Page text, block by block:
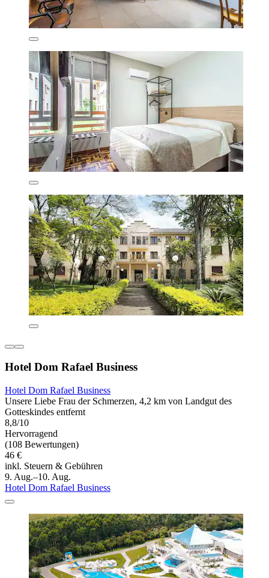
Hotel Dom Rafael Business
Hotel Dom Rafael Business
Unsere Liebe Frau der Schmerzen, 4,2 km von Landgut des
Gotteskindes entfernt
8,8/10
Hervorragend
(108 Bewertungen)
46 €
inkl. Steuern & Gebühren
9. Aug.–10. Aug.
Hotel Dom Rafael Business